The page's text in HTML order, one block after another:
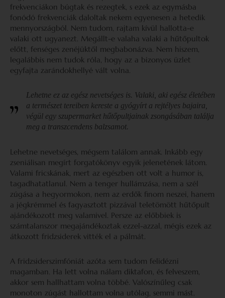
frekvenciákon búgtak és rezegtek, s ezek az egymásba
fonódó frekvenciák daloltak nekem egyenesen a hetedik
mennyországból. Nem tudom, rajtam kívül hallotta-e
valaki ott ugyanezt. Megállt-e valaha valaki a hűtőpultok
előtt, fenséges zenéjüktől megbabonázva. Nem hiszem,
legalábbis nem tudok róla, hogy az a bizonyos üzlet
egyfajta zarándokhellyé vált volna.
Lehetne ez az egész nevetséges is. Valaki, aki egész életében
a természet tereiben kereste a gyógyírt a rejtélyes bajaira,
végül egy szupermarket hűtőpultjainak zsongásában találja
meg a transzcendens balzsamot.
Lehetne nevetséges, mégsem találom annak. Inkább egy
zseniálisan megírt forgatókönyv egyik jelenetének látom.
Valami fricskának, mert az egészben ott volt a humor is,
tagadhatatlanul. Nem a tenger hullámzása, nem a szél
zúgása a hegyormokon, nem az erdők finom neszei, hanem
a jégkrémmel és fagyasztott pizzával teletömött hűtőpult
ajándékozott meg valamivel. Persze az előbbiek is
számtalanszor megajándékoztak ezzel-azzal, mégis ezek az
átkozott fridzsiderek vitték el a pálmát.
A fridzsiderszimfóniát azóta sem tudom felidézni
magamban. Ha lett volna nálam diktafon, és felveszem,
akkor sem hallhattam volna többé. Valószínűleg csak
monoton zúgást hallottam volna utólag, semmi mást.